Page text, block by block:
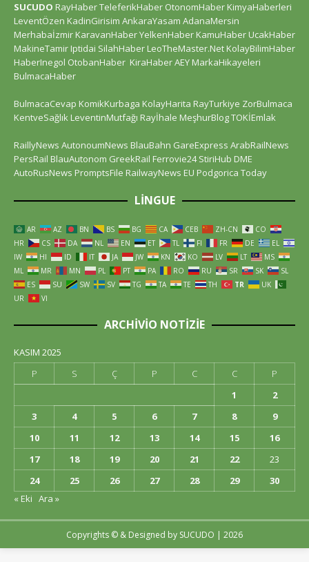
SUCUDO RayHaberTeleferikHaber OtonomHaber KimyaHaberleri
LeventÖzen KadinGirisim AnkaraYasam AdanaMersin
Merhabaİzmir KaravanHaberYelkenHaber KamuHaber UcakHaber
MakineTamir Iptidai SilahHaber LeoTheMaster.Net KolayBilimHaber
HaberInegol OtobanHaber KiraHaberAEY MarkaHikayeleri
BulmacaHaber
BulmacaCevap KomikKurbaga KolayHarita RayTurkiye ZorBulmaca
KentveSağlık LeventinMutfağı Rayİhale MeşhurBlogTOKİEmlak
RaillyNews AutonoumNews BlauBahn GareExpress ArabRailNews
PersRail BlauAutonom GreekRail Ferrovie24 StiriHub DME
AutoRusNews PromptsFile RailwayNews EU Podgorica Today
LINGUE
AR AZ BN BS BG CA CEB ZH-CN
CO
HR
CS DA NL EN ET TL FI FR DE
EL
IW
HI ID IT JA JW KN KO LV LT
MS
ML
MR MN PL PT PA RO RU SR SK
SL
ES
SU SW SV TG TA TE TH TR
UK
UR
VI
ARCHIVIO NOTIZIE
KASIM 2025
P
S Ç P C C
P
1
2
3
4 5 6 7 8
9
10
11 12 13 14 15
16
17
18 19 20 21 22
23
24
25 26 27 28 29
30
« Eki Ara »
Copyrights © & Designed by SUCUDO | 2026